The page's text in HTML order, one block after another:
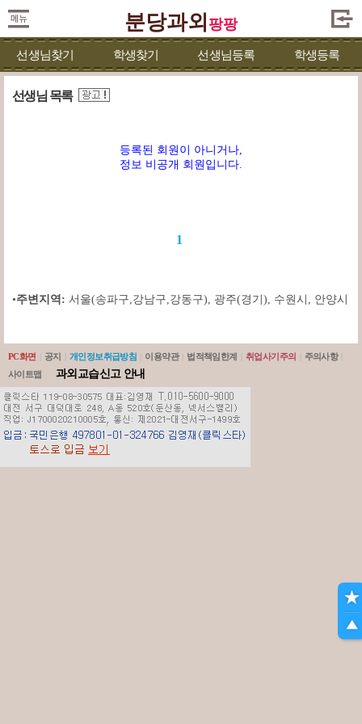
분당과외 팡팡
선생님찾기 학생찾기 선생님등록 학생등록
선생님 목록
등록된 회원이 아니거나,
정보 비공개 회원입니다.
1
•주변지역: 서울(송파구,강남구,강동구), 광주(경기), 수원시 , 안양시
PC화면 공지 개인정보취급방침 이용약관 법적책임한계 취업사기주의 주의사항
사이트맵
과외교습신고 안내